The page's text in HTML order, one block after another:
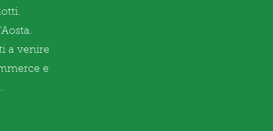
a venire
e